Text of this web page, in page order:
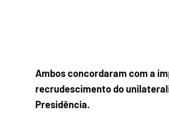
Ambos concordaram com a
recrudescimento do
Presidência.